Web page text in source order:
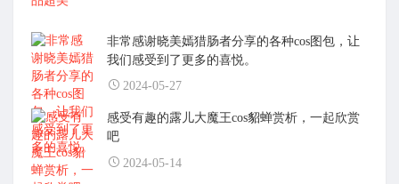
非常感谢晓美嫣猎肠者分享的各种cos图包，让
我们感受到了更多的喜悦。
2024-05-27
感受有趣的露儿大魔王cos貂蝉赏析，一起欣赏
吧
2024-05-14